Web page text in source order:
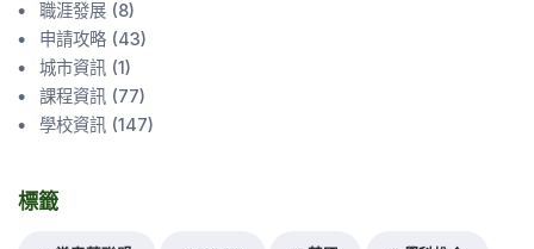
職涯發展 (8)
申請攻略 (43)
城市資訊 (1)
課程資訊 (77)
學校資訊 (147)
標籤